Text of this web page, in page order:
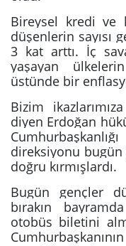
Bireysel kredi ve
düşenlerin sayısı
3 kat arttı. İç
yaşayan
üstünde bir
Bizim
diyen Erdoğan
direksiyonu
doğru kırmışlardı.
Bugün gençler
bırakın
otobüs biletini